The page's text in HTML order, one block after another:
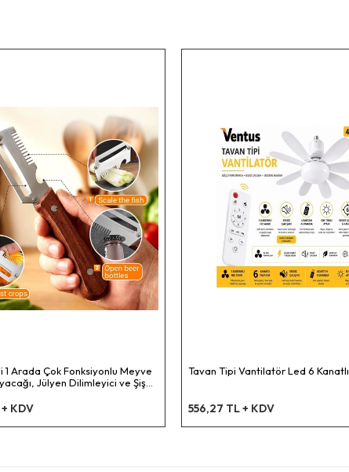
1 Arada Çok Fonksiyonlu Meyve
Jülyen Dilimleyici ve Şişe
KDV
Tavan Tipi Vantilatör Led 6 Kanatlı
556,27 TL + KDV